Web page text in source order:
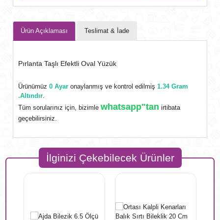
Ürün Açıklaması Teslimat & İade
Pırlanta Taşlı Efektli Oval Yüzük
Ürünümüz0 Ayar onaylanmış ve kontrol edilmiş1.34 Gram
.Altındır.
Tüm sorularınız için, bizimlewhatsapp"tan irtibata
geçebilirsiniz.
İlginizi Çekebilecek Ürünler